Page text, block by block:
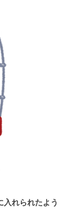
入れられたよう